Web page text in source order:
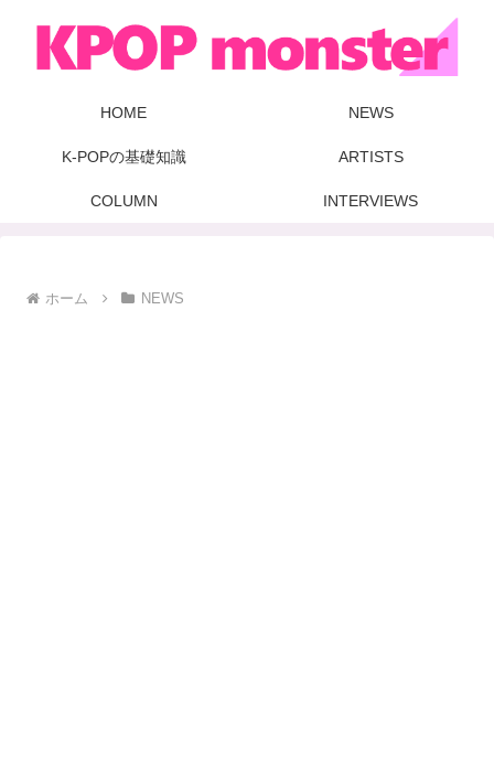
HOME NEWS
K-POPの基礎知識 ARTISTS
COLUMN INTERVIEWS
ホーム NEWS